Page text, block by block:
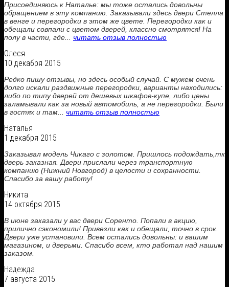
Присоединяюсь к Наталье: мы тоже остались довольны
обращением в эту компанию. Заказывали здесь двери Стелла
в венге и перегородки в этом же цвете. Перегородки как и
обещали совпали с цветом дверей, классно смотрятся! На
полу в части, где... читать отзыв полностью
Олеся
10 декабря 2015
Редко пишу отзывы, но здесь особый случай. С мужем очень
долго искали раздвижные перегородки, варианты находились:
либо по типу дверей от дешевых шкафов-купе, либо цены
заламывали как за новый автомобиль, а не перегородки. Были
в гостях и там... читать отзыв полностью
Наталья
1 декабря 2015
Заказывал модель Чикаго с золотом. Пришлось подождать,тк
дверь заказная. Двери прислали через транспортную
компанию (Нижний Новгород) в целости и сохранности.
Спасибо за вашу работу!
Никита
14 октября 2015
В июне заказали у вас двери Соренто. Попали в акцию,
прилично сэкономили! Привезли как и обещали, точно в срок.
Двери уже установили. Всем остались довольны: и вашим
магазином, и дверьми. Спасибо всем, кто работал над нашим
заказом.
Надежда
7 августа 2015